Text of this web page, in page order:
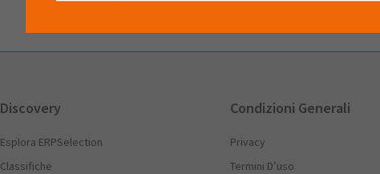
Discovery
Esplora ERPSelection
Classifiche
Condizioni Generali
Privacy
Termini D’uso